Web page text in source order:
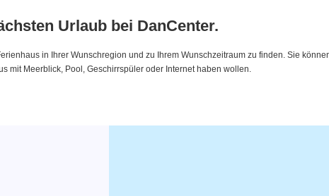
Urlaub bei DanCenter.
in Ihrer Wunschregion und zu Ihrem Wunschzeitraum zu finden. Sie
mit Meerblick, Pool, Geschirrspüler oder Internet haben wollen.